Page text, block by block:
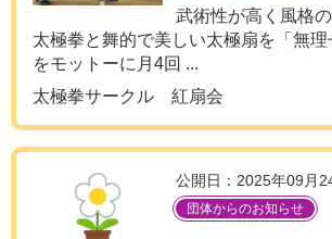
武術性が高く風格
太極拳と舞的で美しい太極扇を「無理
をモットーに月4回 ...
太極拳サークル 紅扇会
公開日：2025年09月
団体からのお知らせ